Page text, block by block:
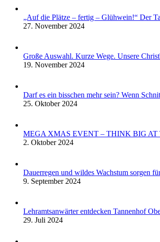
„Auf die Plätze – fertig – Glühwein!“ Der
27. November 2024
Große Auswahl. Kurze Wege. Unsere
19. November 2024
Darf es ein bisschen mehr sein? Wenn
25. Oktober 2024
MEGA XMAS EVENT – THINK BIG
2. Oktober 2024
Dauerregen und wildes Wachstum sorgen
9. September 2024
Lehramtsanwärter entdecken Tannenhof
29. Juli 2024